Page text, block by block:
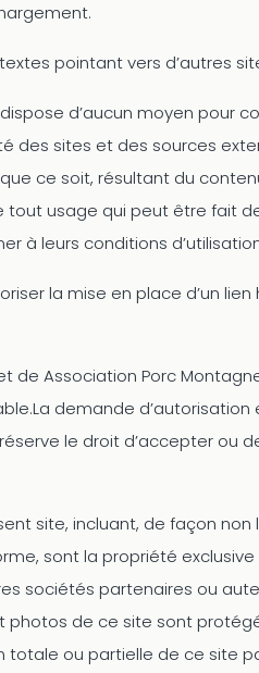
pointant vers d’autres
d’aucun moyen pour
des sites et des sources
ce soit, résultant du
tout usage qui peut être fait
à leurs conditions
la mise en place d’un
de Association Porc
demande
le droit d’accepter ou
site, incluant, de façon
sont la propriété
sociétés partenaires ou
de ce site sont
ou partielle de ce site